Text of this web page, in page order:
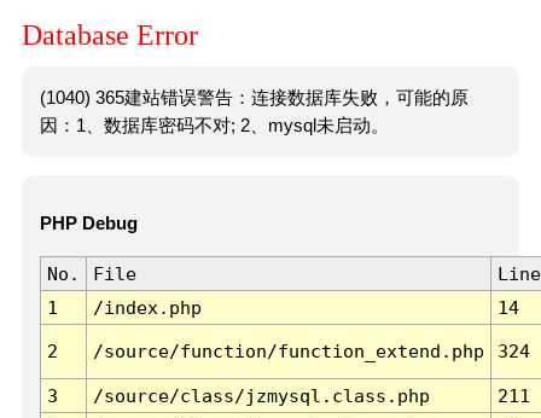
Database Error
(1040) 365建站错误警告：连接数据库失败，可能的原
因：1、数据库密码不对; 2、mysql未启动。
PHP Debug
No. File
Line
1
/index.php 14
2 /source/function/function_extend.php 324
3 /source/class/jzmysql.class.php
211